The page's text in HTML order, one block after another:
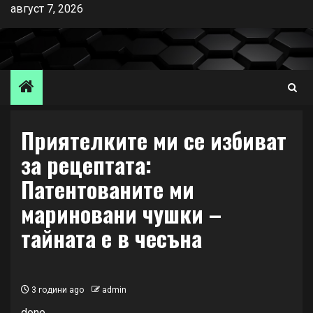
Skip
content
август 7, 2026
Приятелките ми се избиват
за рецептата:
Патентованите ми
мариновани чушки –
тайната е в чесъна
3 години ago admin